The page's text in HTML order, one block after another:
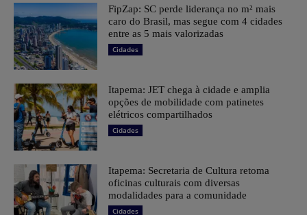
FipZap: SC perde liderança no m² mais
caro do Brasil, mas segue com 4 cidades
entre as 5 mais valorizadas
Cidades
Itapema: JET chega à cidade e amplia
opções de mobilidade com patinetes
elétricos compartilhados
Cidades
Itapema: Secretaria de Cultura retoma
oficinas culturais com diversas
modalidades para a comunidade
Cidades